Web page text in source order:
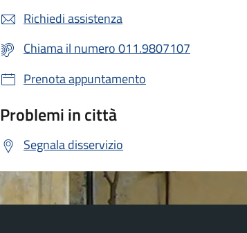
Richiedi assistenza
Chiama il numero 011.9807107
Prenota appuntamento
Problemi in città
Segnala disservizio